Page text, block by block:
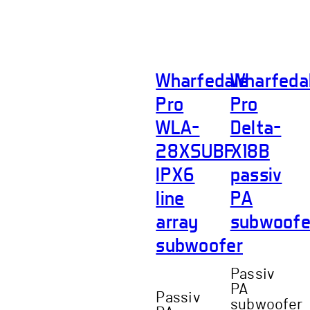
Wharfedale
Pro
WLA-
28XSUBF
IPX6
line
array
subwoofer
Passiv
Pro
Delta-
X18B
passiv
PA
Passiv
PA
subwoofer